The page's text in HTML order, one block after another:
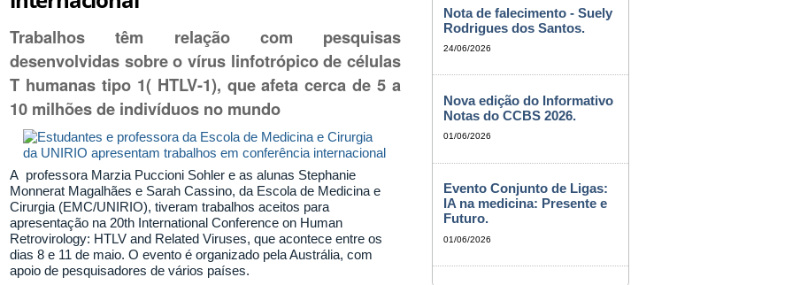
Trabalhos têm relação com pesquisas
desenvolvidas sobre o vírus linfotrópico de células
T humanas tipo 1( HTLV-1), que afeta cerca de 5 a
10 milhões de indivíduos no mundo
A professora Marzia Puccioni Sohler e as alunas Stephanie
Monnerat Magalhães e Sarah Cassino, da Escola de Medicina e
Cirurgia (EMC/UNIRIO), tiveram trabalhos aceitos para
apresentação na 20th International Conference on Human
Retrovirology: HTLV and Related Viruses, que acontece entre os
dias 8 e 11 de maio. O evento é organizado pela Austrália, com
apoio de pesquisadores de vários países.
Nota de falecimento - Suely
Rodrigues dos Santos.
24/06/2026
Nova edição do Informativo
Notas do CCBS 2026.
01/06/2026
Evento Conjunto de Ligas:
IA na medicina: Presente e
Futuro.
01/06/2026